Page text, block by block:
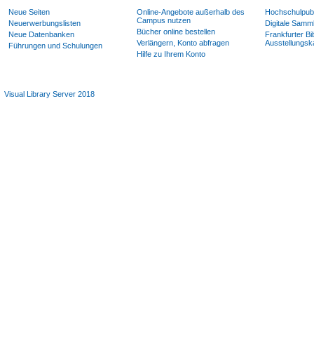
Neue Seiten
Neuerwerbungslisten
Neue Datenbanken
Führungen und Schulungen
Online-Angebote außerhalb des
Campus nutzen
Bücher online bestellen
Verlängern, Konto abfragen
Hilfe zu Ihrem Konto
Digitale
Frankfurter
Visual Library Server 2018